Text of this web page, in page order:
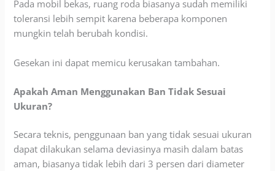
Pada mobil bekas, ruang roda biasanya sudah memiliki
toleransi lebih sempit karena beberapa komponen
mungkin telah berubah kondisi.
Gesekan ini dapat memicu kerusakan tambahan.
Apakah Aman Menggunakan Ban Tidak Sesuai
Ukuran?
Secara teknis, penggunaan ban yang tidak sesuai ukuran
dapat dilakukan selama deviasinya masih dalam batas
aman, biasanya tidak lebih dari 3 persen dari diameter